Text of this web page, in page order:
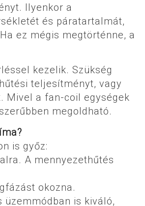
Ilyenkor a
és páratartalmát,
ez mégis megtörténne, a
kezelik. Szükség
teljesítményt, vagy
Mivel a fan-coil egységek
megoldható.
is győz:
A mennyezethűtés
okozna.
üzemmódban is kiváló,